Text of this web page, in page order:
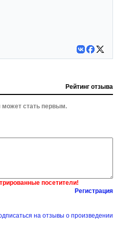
Рейтинг отзыва
может стать первым.
посетители!
Регистрация
на отзывы о произведении